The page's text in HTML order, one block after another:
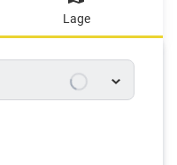
Lage